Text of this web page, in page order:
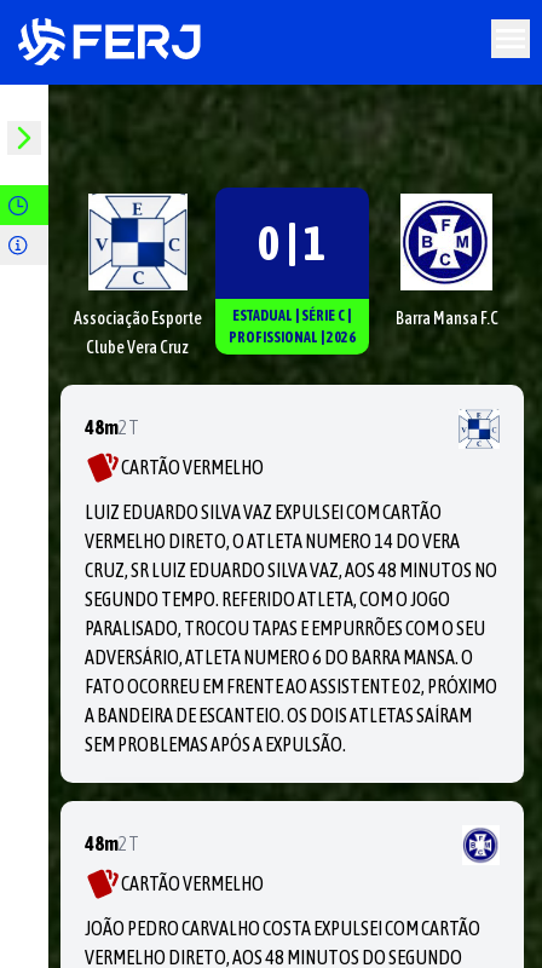
Associação Esporte
Clube Vera Cruz
0 | 1
ESTADUAL SÉRIE C
PROFISSIONAL 2026
Barra Mansa F.C
48m2T
CARTÃO VERMELHO
LUIZ EDUARDO SILVA VAZ EXPULSEI COM CARTÃO
VERMELHO DIRETO, O ATLETA NUMERO 14 DO VERA
CRUZ, SR LUIZ EDUARDO SILVA VAZ, AOS 48 MINUTOS NO
SEGUNDO TEMPO. REFERIDO ATLETA, COM O JOGO
PARALISADO, TROCOU TAPAS E EMPURRÕES COM O SEU
ADVERSÁRIO, ATLETA NUMERO 6 DO BARRA MANSA. O
FATO OCORREU EM FRENTE AO ASSISTENTE 02, PRÓXIMO
A BANDEIRA DE ESCANTEIO. OS DOIS ATLETAS SAÍRAM
SEM PROBLEMAS APÓS A EXPULSÃO.
48m2T
CARTÃO VERMELHO
JOÃO PEDRO CARVALHO COSTA EXPULSEI COM CARTÃO
VERMELHO DIRETO, AOS 48 MINUTOS DO SEGUNDO